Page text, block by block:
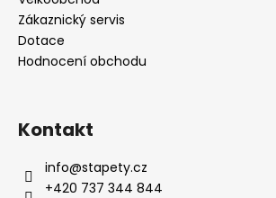
Zákaznický servis
Dotace
Hodnocení obchodu
Kontakt
info@stapety.cz
+420 737 344 844